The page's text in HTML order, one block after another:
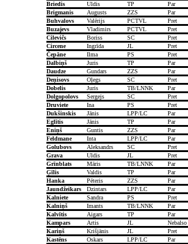
Briedis
Uldis TP
Par
Brigmanis
Augusts ZZS
Par
Buhvalovs
Valērijs PCTVL
Pret
Buzajevs
Vladimirs PCTVL
Pret
Cilevičs
Boriss SC
Pret
Circene
Ingrīda JL
Pret
Čepāne
Ilma PS
Pret
Dalbiņš
Juris TP
Par
Daudze
Gundars ZZS
Par
Deņisovs
Oļegs SC
Pret
Dobelis
Juris TB/LNNK
Par
Dolgopolovs
Sergejs SC
Pret
Druviete
Ina PS
Pret
Dukšinskis
Jānis LPP/LC
Par
Eglītis
Jānis TP
Par
Eniņš
Guntis ZZS
Par
Feldmane
Inta LPP/LC
Par
Golubovs
Aleksandrs SC
Pret
Grava
Uldis JL
Pret
Grīnblats
Māris TB/LNNK
Par
Ģīlis
Valdis TP
Par
Hanka
Pēteris ZZS
Par
Jaundžeikars
Dzintars LPP/LC
Par
Kalniete
Sandra PS
Pret
Kalniņš
Imants TB/LNNK
Par
Kalvītis
Aigars TP
Par
Kampars
Artis JL
Nebalso
Kariņš
Krišjānis JL
Pret
Kastēns
Oskars LPP/LC
Par